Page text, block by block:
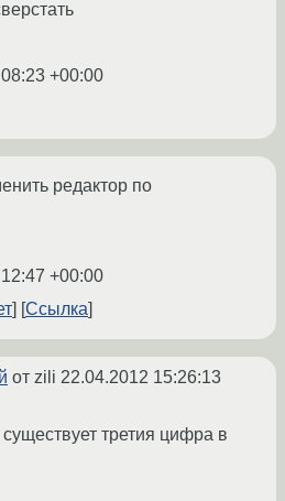
+00:00
редактор по
+00:00
Ссылка
от zili 22.04.2012 15:26:13
существует третия цифра в